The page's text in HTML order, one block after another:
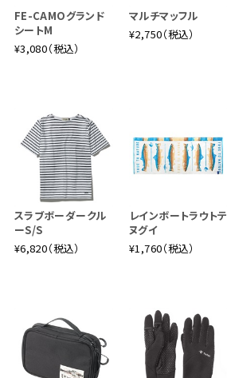
FE-CAMOグランド
シートM
¥3,080（税込）
マルチマッフル
¥2,750（税込）
スラブボーダークル
ーS/S
¥6,820（税込）
レインボートラウトテ
ヌグイ
¥1,760（税込）